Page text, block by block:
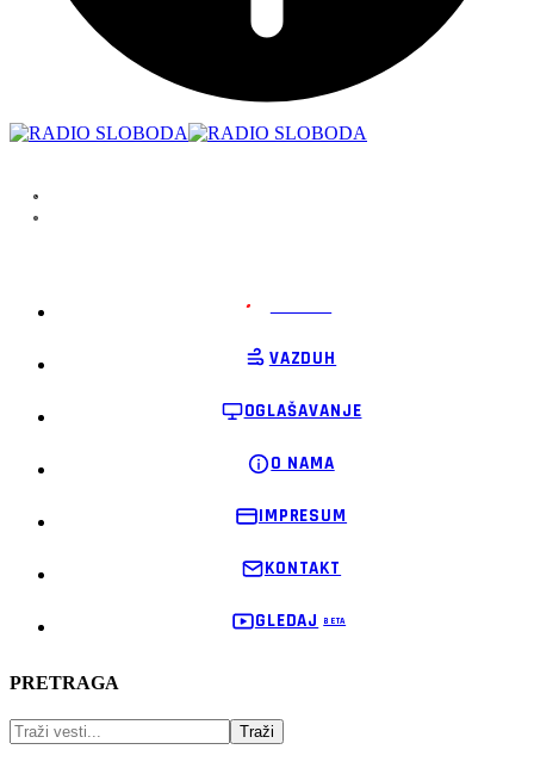
VAZDUH
OGLAŠAVANJE
O NAMA
IMPRESUM
KONTAKT
GLEDAJ
PRETRAGA